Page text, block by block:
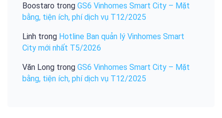
Boostaro trong GS6 Vinhomes Smart City – Mặt
bằng, tiện ích, phí dịch vụ T12/2025
Linh trong Hotline Ban quản lý Vinhomes Smart
City mới nhất T5/2026
Văn Long trong GS6 Vinhomes Smart City – Mặt
bằng, tiện ích, phí dịch vụ T12/2025